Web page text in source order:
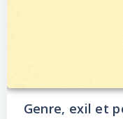
Genre, exil et